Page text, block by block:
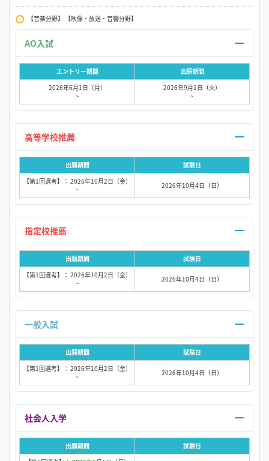
【音楽分野】 【映像・放送・音響分野】
エントリー期間
出願期間
2026年6月1日（月）
~
2026年9月1日（火）
~
出願期間
試験日
【第1回選考】： 2026年10月2日（金）
~
2026年10月4日（日）
出願期間
試験日
【第1回選考】： 2026年10月2日（金）
~
2026年10月4日（日）
出願期間
試験日
【第1回選考】： 2026年10月2日（金）
~
2026年10月4日（日）
出願期間
試験日